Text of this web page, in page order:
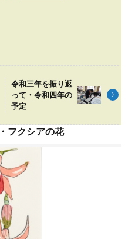
令和三年を振り返
って・令和四年の
予定
フクシアの花